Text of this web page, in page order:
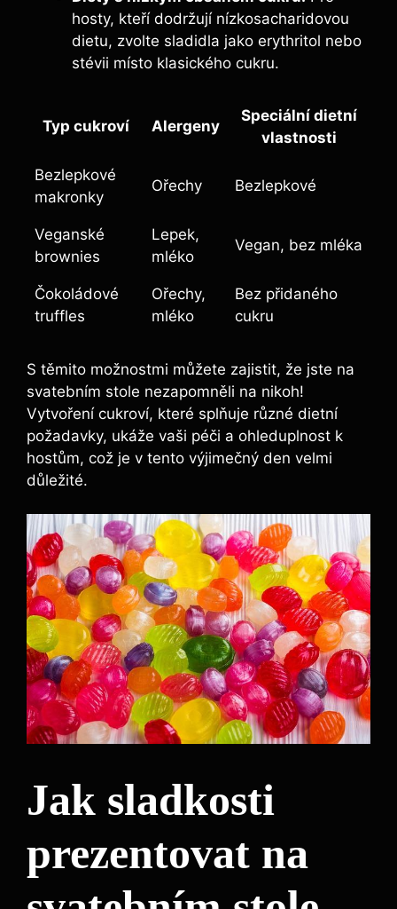
hosty, kteří dodržují nízkosacharidovou
dietu, zvolte sladidla jako erythritol nebo
stévii místo klasického cukru.
Typ cukroví Alergeny
Speciální dietní
vlastnosti
Bezlepkové
makronky
Ořechy Bezlepkové
Veganské
brownies
Lepek,
mléko
Vegan, bez mléka
Čokoládové
truffles
Ořechy,
mléko
Bez přidaného
cukru
S těmito možnostmi můžete zajistit, že jste na
svatebním stole nezapomněli na nikoh!
Vytvoření cukroví, které splňuje různé dietní
požadavky, ukáže vaši péči a ohleduplnost k
hostům, což je v tento výjimečný den velmi
důležité.
Jak sladkosti
prezentovat na